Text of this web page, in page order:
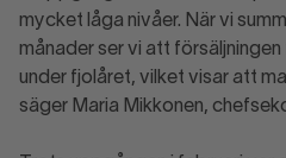
mycket låga nivåer. När vi
månader ser vi att
under fjolåret, vilket visar att
säger Maria Mikkonen,